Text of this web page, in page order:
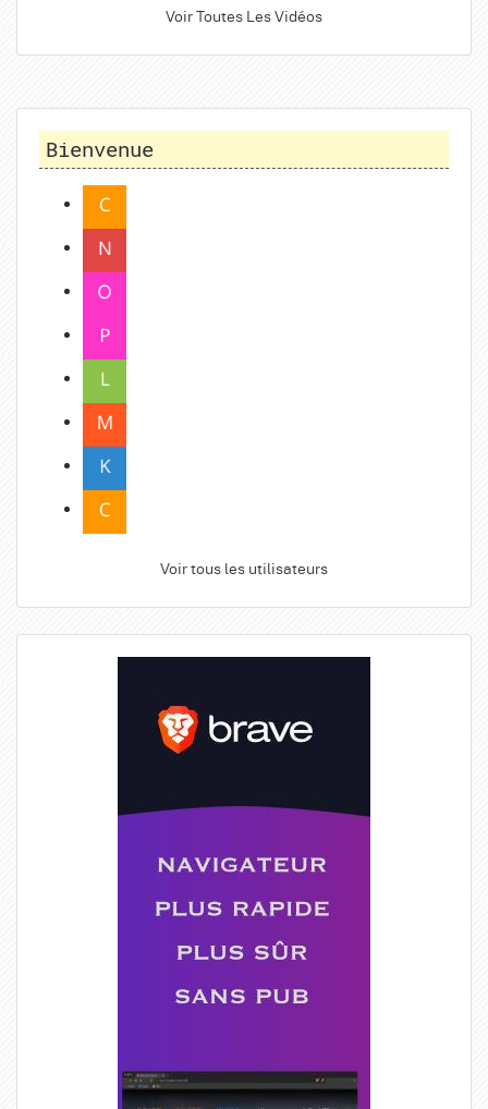
Voir Toutes Les Vidéos
Bienvenue
Voir tous les utilisateurs